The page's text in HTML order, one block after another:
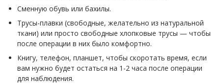
Сменную обувь или бахилы.
Трусы-плавки (свободные, желательно из натуральной
ткани) или просто свободные хлопковые трусы — чтобы
после операции в них было комфортно.
Книгу, телефон, планшет, чтобы скоротать время, если
вам нужно будет остаться на 1-2 часа после операции
для наблюдения.